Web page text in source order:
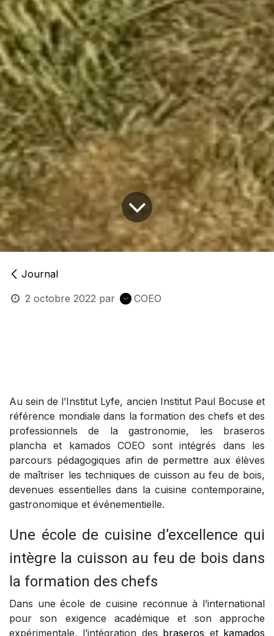
Journal
2 octobre 2022 par COEO
Au sein de l’Institut Lyfe, ancien Institut Paul Bocuse et
référence mondiale dans la formation des chefs et des
professionnels de la gastronomie, les braseros
plancha et kamados COEO sont intégrés dans les
parcours pédagogiques afin de permettre aux élèves
de maîtriser les techniques de cuisson au feu de bois,
devenues essentielles dans la cuisine contemporaine,
gastronomique et événementielle.
Une école de cuisine d’excellence qui
intègre la cuisson au feu de bois dans
la formation des chefs
Dans une école de cuisine reconnue à l’international
pour son exigence académique et son approche
expérimentale, l’intégration des braseros et kamados